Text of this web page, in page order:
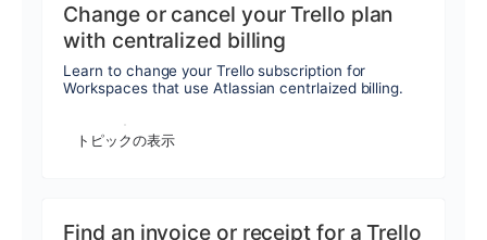
Change or cancel your Trello plan
with centralized billing
Learn to change your Trello subscription for
Workspaces that use Atlassian centrlaized billing.
トピックの表示
Find an invoice or receipt for a Trello